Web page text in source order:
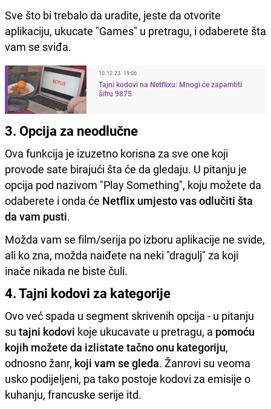
Sve što bi trebalo da uradite, jeste da otvorite
aplikaciju, ukucate "Games" u pretragu, i odaberete šta
vam se sviđa.
10.12.23. 19:06
Tajni kodovi na Netflixu: Mnogi će zapamtiti
šifru 9875
3. Opcija za neodlučne
Ova funkcija je izuzetno korisna za sve one koji
provode sate birajući šta će da gledaju. U pitanju je
opcija pod nazivom "Play Something", koju možete da
odaberete i onda će Netflix umjesto vas odlučiti šta
da vam pusti.
Možda vam se film/serija po izboru aplikacije ne svide,
ali ko zna, možda naiđete na neki "dragulj" za koji
inače nikada ne biste čuli.
4. Tajni kodovi za kategorije
Ovo već spada u segment skrivenih opcija - u pitanju
su tajni kodovi koje ukucavate u pretragu, a pomoću
kojih možete da izlistate tačno onu kategoriju,
odnosno žanr, koji vam se gleda. Žanrovi su veoma
usko podijeljeni, pa tako postoje kodovi za emisije o
kuhanju, francuske serije itd.